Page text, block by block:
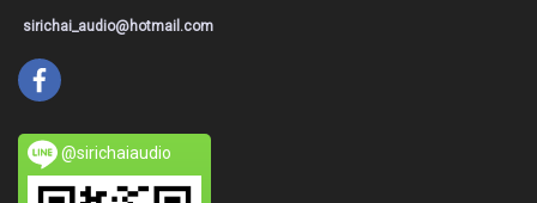
sirichai_audio@hotmail.com
@sirichaiaudio